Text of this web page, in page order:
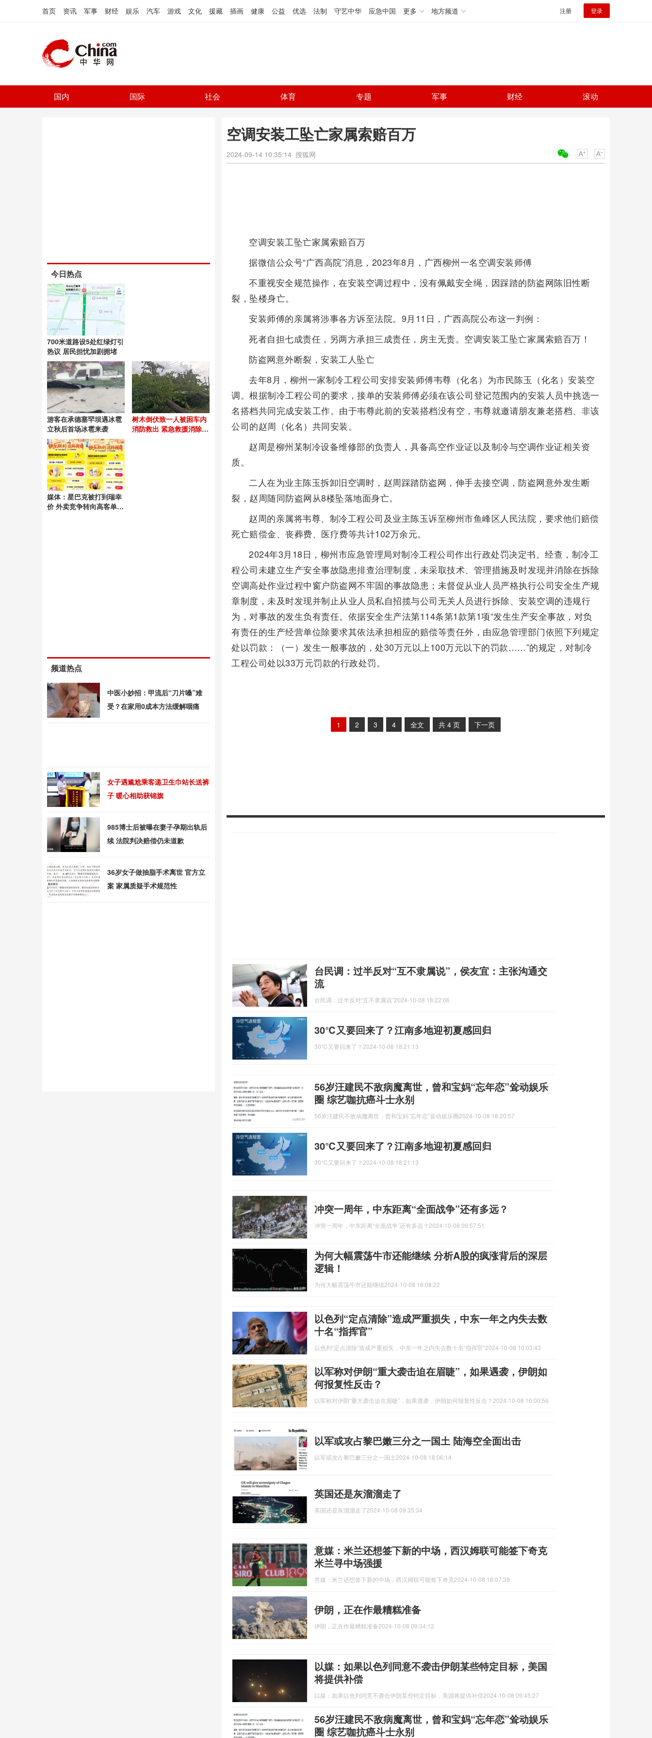
首页 资讯 军事 财经 娱乐 汽车 游戏 文化 援藏 插画 健康 公益 优选 法制 守艺中华 应急中国 更多 地方频道 注册 登录
国内 国际 社会 体育 专题 军事 财经 滚动
空调安装工坠亡家属索赔百万
2024-09-14 10:35:14 搜狐网
空调安装工坠亡家属索赔百万
据微信公众号“广西高院”消息，2023年8月，广西柳州一名空调安装师傅
不重视安全规范操作，在安装空调过程中，没有佩戴安全绳，因踩踏的防盗网陈旧性断
裂，坠楼身亡。
安装师傅的亲属将涉事各方诉至法院。9月11日，广西高院公布这一判例：
死者自担七成责任，另两方承担三成责任，房主无责。空调安装工坠亡家属索赔百万！
防盗网意外断裂，安装工人坠亡
去年8月，柳州一家制冷工程公司安排安装师傅韦尊（化名）为市民陈玉（化名）安装空
调。根据制冷工程公司的要求，接单的安装师傅必须在该公司登记范围内的安装人员中挑选一
名搭档共同完成安装工作。由于韦尊此前的安装搭档没有空，韦尊就邀请朋友兼老搭档、非该
公司的赵周（化名）共同安装。
赵周是柳州某制冷设备维修部的负责人，具备高空作业证以及制冷与空调作业证相关资
质。
二人在为业主陈玉拆卸旧空调时，赵周踩踏防盗网，伸手去接空调，防盗网意外发生断
裂，赵周随同防盗网从8楼坠落地面身亡。
赵周的亲属将韦尊、制冷工程公司及业主陈玉诉至柳州市鱼峰区人民法院，要求他们赔偿
死亡赔偿金、丧葬费、医疗费等共计102万余元。
2024年3月18日，柳州市应急管理局对制冷工程公司作出行政处罚决定书。经查，制冷工
程公司未建立生产安全事故隐患排查治理制度，未采取技术、管理措施及时发现并消除在拆除
空调高处作业过程中窗户防盗网不牢固的事故隐患；未督促从业人员严格执行公司安全生产规
章制度，未及时发现并制止从业人员私自招揽与公司无关人员进行拆除、安装空调的违规行
为，对事故的发生负有责任。依据安全生产法第114条第1款第1项“发生生产安全事故，对负
有责任的生产经营单位除要求其依法承担相应的赔偿等责任外，由应急管理部门依照下列规定
处以罚款：（一）发生一般事故的，处30万元以上100万元以下的罚款……”的规定，对制冷
工程公司处以33万元罚款的行政处罚。
1 2 3 4 全文 共 4 页 下一页
台民调：过半反对“互不隶属说”，侯友宜：主张沟通交
流
台民调：过半反对“互不隶属说”2024-10-08 18:22:06
30℃又要回来了？江南多地迎初夏感回归
30℃又要回来了？ 2024-10-08 18:21:13
56岁汪建民不敌病魔离世，曾和宝妈“忘年恋”耸动娱乐
圈 综艺咖抗癌斗士永别
56岁汪建民不敌病魔离世，曾和宝妈“忘年恋”耸动娱乐圈2024-10-08 18:20:57
30℃又要回来了？江南多地迎初夏感回归
30℃又要回来了？ 2024-10-08 18:21:13
冲突一周年，中东距离“全面战争”还有多远？
冲突一周年，中东距离“全面战争”还有多远？ 2024-10-08 09:57:51
为何大幅震荡牛市还能继续 分析A股的疯涨背后的深层
逻辑！
为何大幅震荡牛市还能继续2024-10-08 18:08:22
以色列“定点清除”造成严重损失，中东一年之内失去数
十名“指挥官”
以色列“定点清除”造成严重损失，中东一年之内失去数十名“指挥官”2024-10-08 10:03:43
以军称对伊朗“重大袭击迫在眉睫”，如果遇袭，伊朗如
何报复性反击？
以军称对伊朗“重大袭击迫在眉睫”，如果遇袭，伊朗如何报复性反击？ 2024-10-08 10:00:56
以军或攻占黎巴嫩三分之一国土 陆海空全面出击
以军或攻占黎巴嫩三分之一国土2024-10-08 18:06:14
英国还是灰溜溜走了
英国还是灰溜溜走了2024-10-08 09:35:34
意媒：米兰还想签下新的中场，西汉姆联可能签下奇克
米兰寻中场强援
意媒：米兰还想签下新的中场，西汉姆联可能签下奇克2024-10-08 18:07:39
伊朗，正在作最糟糕准备
伊朗，正在作最糟糕准备2024-10-08 09:34:12
以媒：如果以色列同意不袭击伊朗某些特定目标，美国
将提供补偿
以媒：如果以色列同意不袭击伊朗某些特定目标，美国将提供补偿2024-10-08 09:45:27
56岁汪建民不敌病魔离世，曾和宝妈“忘年恋”耸动娱乐
圈 综艺咖抗癌斗士永别
今日热点
700米道路设5处红绿灯引
热议 居民担忧加剧拥堵
游客在承德塞罕坝遇冰雹
立秋后首场冰雹来袭
树木倒伏致一人被困车内
消防救出 紧急救援消除触
媒体：星巴克被打到瑞幸
价 外卖竞争转向高客单市
频道热点
中医小妙招：甲流后“刀片嗓”难
受？在家用0成本方法缓解咽痛
女子遇尴尬乘客递卫生巾站长送裤
子 暖心相助获锦旗
985博士后被曝在妻子孕期出轨后
续 法院判决赔偿仍未道歉
36岁女子做抽脂手术离世 官方立
案 家属质疑手术规范性